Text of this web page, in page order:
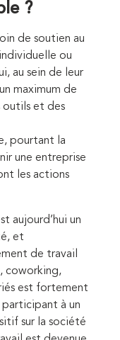
?
de soutien au
ou
au sein de leur
maximum de
outils et des
pourtant la
une entreprise
les actions
aujourd’hui un
et
de travail
coworking,
est fortement
à un
sur la société